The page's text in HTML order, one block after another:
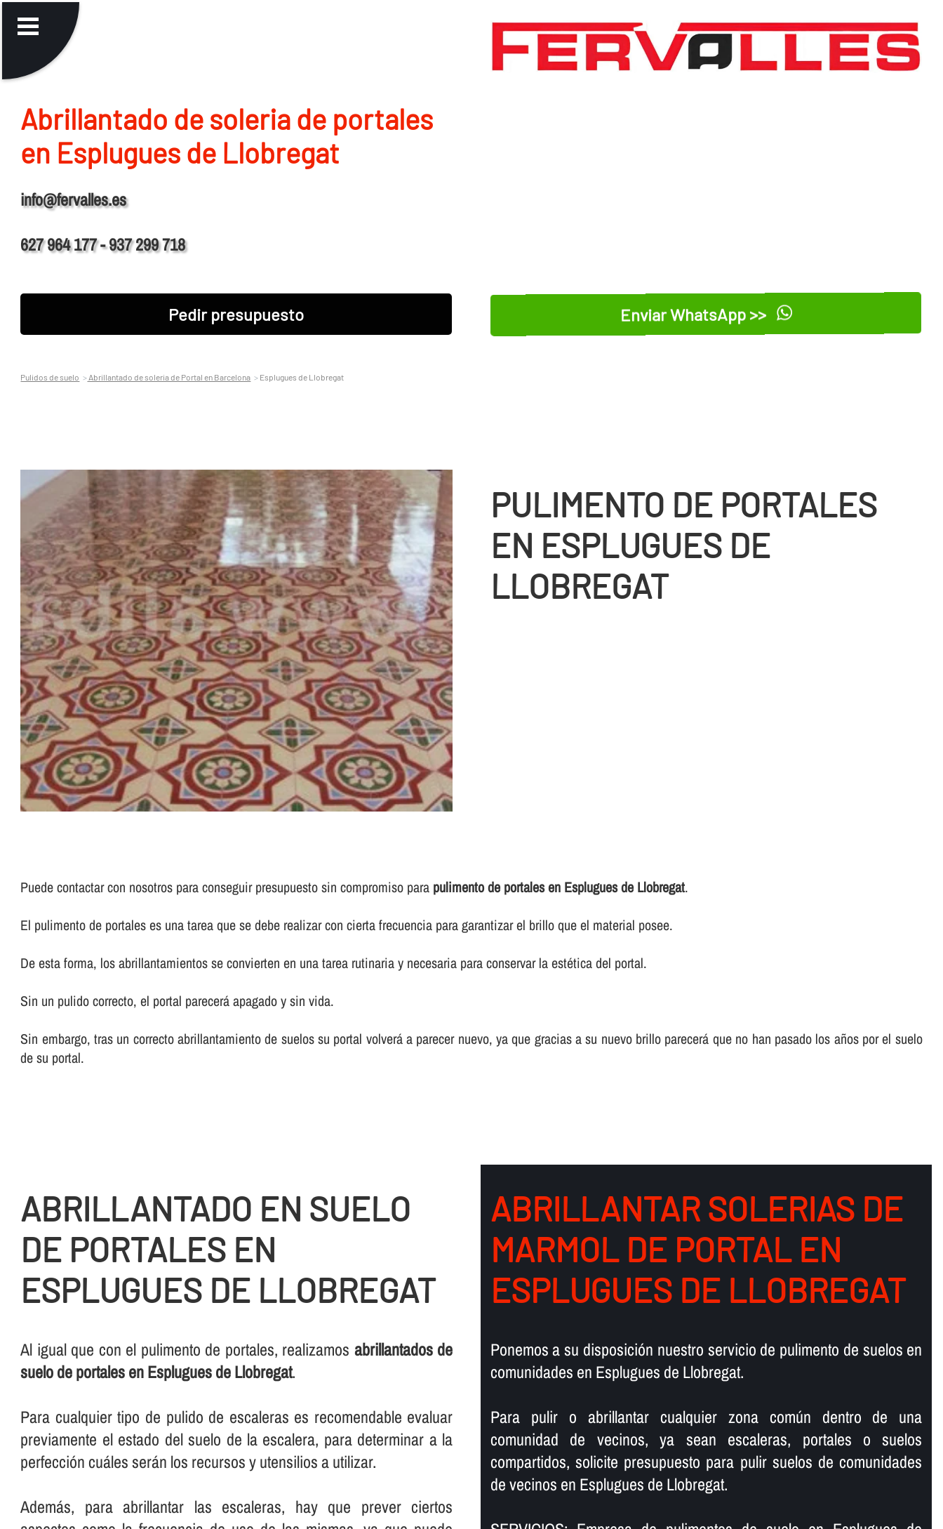
Abrillantado de soleria de portales
en Esplugues de Llobregat
info@fervalles.es
627 964 177 - 937 299 718
Pedir presupuesto Enviar WhatsApp >>
Pulidos de suelo Abrillantado de soleria de Portal en Barcelona Esplugues de Llobregat
PULIMENTO DE PORTALES
EN ESPLUGUES DE
LLOBREGAT
Puede contactar con nosotros para conseguir presupuesto sin compromiso para pulimento de portales en Esplugues de Llobregat.
El pulimento de portales es una tarea que se debe realizar con cierta frecuencia para garantizar el brillo que el material posee.
De esta forma, los abrillantamientos se convierten en una tarea rutinaria y necesaria para conservar la estética del portal.
Sin un pulido correcto, el portal parecerá apagado y sin vida.
Sin embargo, tras un correcto abrillantamiento de suelos su portal volverá a parecer nuevo, ya que gracias a su nuevo brillo parecerá que no han pasado los años por el suelo
de su portal.
ABRILLANTADO EN SUELO
DE PORTALES EN
ESPLUGUES DE LLOBREGAT
Al igual que con el pulimento de portales, realizamos abrillantados de
suelo de portales en Esplugues de Llobregat.
Para cualquier tipo de pulido de escaleras es recomendable evaluar
previamente el estado del suelo de la escalera, para determinar a la
perfección cuáles serán los recursos y utensilios a utilizar.
Además, para abrillantar las escaleras, hay que prever ciertos
ABRILLANTAR SOLERIAS DE
MARMOL DE PORTAL EN
ESPLUGUES DE LLOBREGAT
Ponemos a su disposición nuestro servicio de pulimento de suelos en
comunidades en Esplugues de Llobregat.
Para pulir o abrillantar cualquier zona común dentro de una
comunidad de vecinos, ya sean escaleras, portales o suelos
compartidos, solicite presupuesto para pulir suelos de comunidades
de vecinos en Esplugues de Llobregat.